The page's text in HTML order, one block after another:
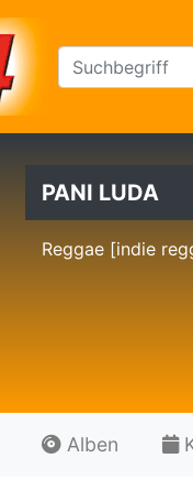
PANI LUDA
Reggae [indie
Alben